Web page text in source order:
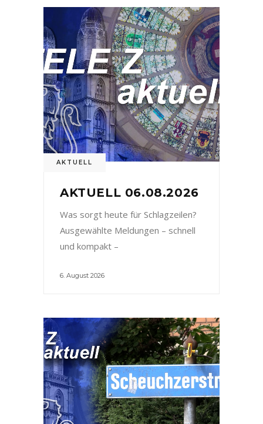
AKTUELL
AKTUELL 06.08.2026
Was sorgt heute für Schlagzeilen?
Ausgewählte Meldungen – schnell
und kompakt –
6. August 2026